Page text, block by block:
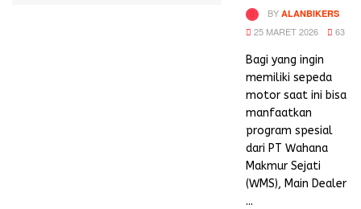
BY ALANBIKERS
25 MARET 2026 63
Bagi yang ingin
memiliki sepeda
motor saat ini bisa
manfaatkan
program spesial
dari PT Wahana
Makmur Sejati
(WMS), Main Dealer
...